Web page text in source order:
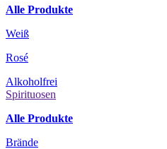
Alle Produkte
Weiß
Rosé
Alkoholfrei
Spirituosen
Alle Produkte
Brände